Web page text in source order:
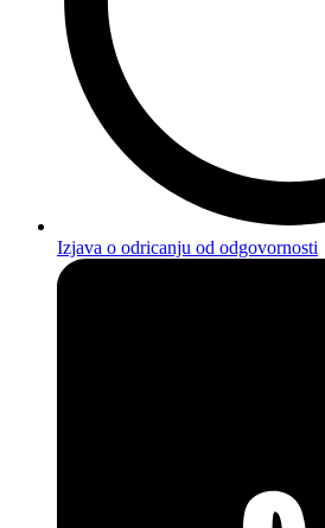
Izjava o odricanju od odgovornosti